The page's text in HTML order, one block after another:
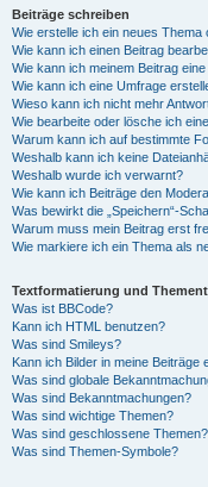
Beiträge schreiben
Wie erstelle ich ein neues Thema
Wie kann ich einen Beitrag
Wie kann ich meinem Beitrag
Wie kann ich eine Umfrage
Wieso kann ich nicht mehr
Wie bearbeite oder lösche ich
Warum kann ich auf bestimmte
Weshalb kann ich keine
Weshalb wurde ich verwarnt?
Wie kann ich Beiträge den
Was bewirkt die „Speichern“-
Warum muss mein Beitrag erst
Wie markiere ich ein Thema als
Textformatierung und
Was ist BBCode?
Kann ich HTML benutzen?
Was sind Smileys?
Kann ich Bilder in meine Beiträge
Was sind globale
Was sind Bekanntmachungen?
Was sind wichtige Themen?
Was sind geschlossene Themen?
Was sind Themen-Symbole?